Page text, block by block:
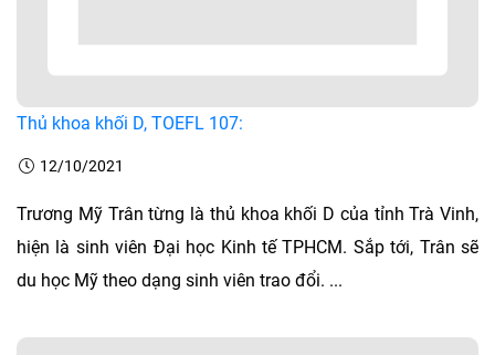
Thủ khoa khối D, TOEFL 107:
12/10/2021
Trương Mỹ Trân từng là thủ khoa khối D của tỉnh Trà Vinh,
hiện là sinh viên Đại học Kinh tế TPHCM. Sắp tới, Trân sẽ
du học Mỹ theo dạng sinh viên trao đổi. ...